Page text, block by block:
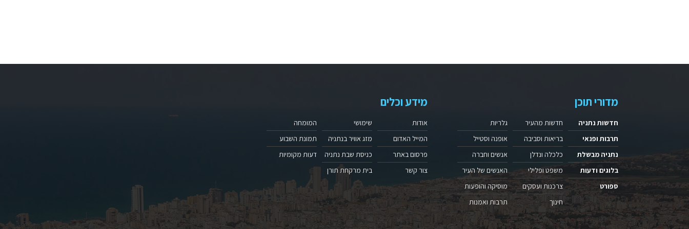
מדורי תוכן
חדשות נתניה
תרבות ופנאי
נתניה מבשלת
בלוגים ודעות
ספורט
חדשות מהעיר
בריאות וסביבה
כלכלה ונדלן
משפט ופלילי
צרכנות ועסקים
חינוך
גלריות
אופנה וסטייל
אנשים וחברה
האנשים של העיר
מוסיקה והופעות
תרבות ואמנות
מידע וכלים
אודות
המייל האדום
פרסום באתר
צור קשר
שימושי
מזג אוויר בנתניה
כניסת שבת נתניה
בית מרקחת תורן
המומחה
תמונת השבוע
דעות מקומיות